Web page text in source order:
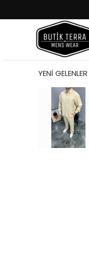
YENİ GELENLER